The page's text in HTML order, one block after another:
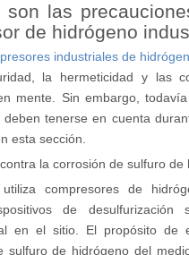
son las
de hidrógeno
industriales de
la hermeticidad y las
mente. Sin embargo,
deben tenerse en cuenta
esta sección.
la corrosión de sulfuro de
compresores de
de desulfurización
en el sitio. El propósito de
sulfuro de hidrógeno del